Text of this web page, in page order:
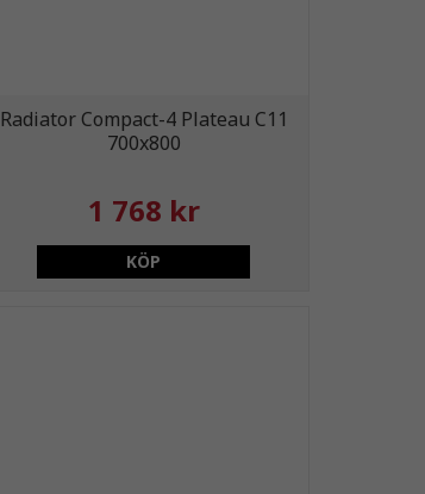
Radiator Compact-4 Plateau C11
700x800
1 768 kr
KÖP